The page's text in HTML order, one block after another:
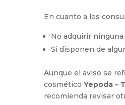
En cuanto a los
No adquirir
Si disponen de
Aunque el aviso se
cosmético Yepoda –
recomienda revisar